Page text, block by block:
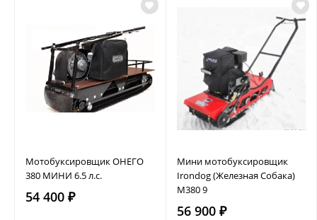
Мотобуксировщик ОНЕГО
380 МИНИ 6.5 л.с.
54 400 ₽
Мини мотобуксировщик
Irondog (Железная Собака)
M380 9
56 900 ₽